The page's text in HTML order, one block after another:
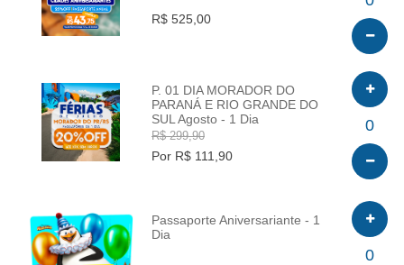
R$ 525,00
INFO
P. 01 DIA MORADOR DO
PARANÁ E RIO GRANDE DO
SUL Agosto - 1 Dia
R$ 299,90
Por R$ 111,90
0
INFO
Passaporte Aniversariante - 1
Dia
0